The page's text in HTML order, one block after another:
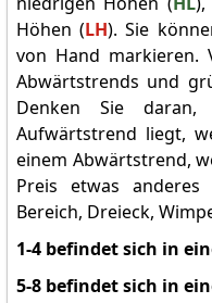
Höhen (LH). Sie
von Hand markieren.
Abwärtstrends und
Denken Sie
Aufwärtstrend liegt,
einem Abwärtstrend,
Preis etwas
Bereich, Dreieck,
1-4 befindet sich in
5-8 befindet sich in